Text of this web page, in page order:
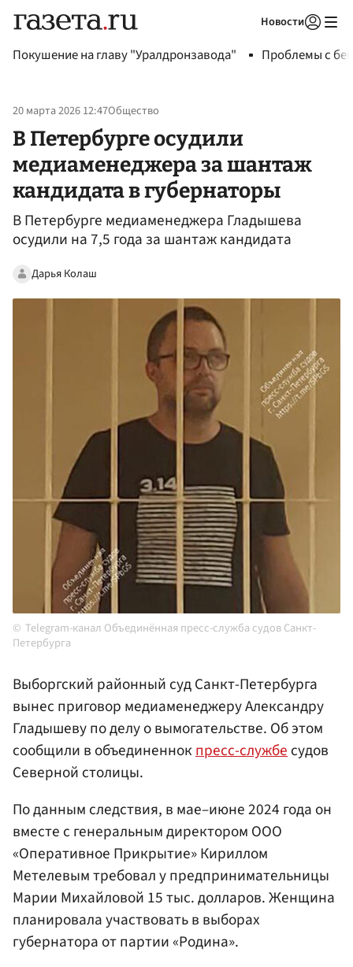
Новости
Покушение на главу "Уралдронзавода" Проблемы с
20 марта 2026 12:47Общество
В Петербурге осудили
медиаменеджера за шантаж
кандидата в губернаторы
В Петербурге медиаменеджера Гладышева
осудили на 7,5 года за шантаж кандидата
Дарья Колаш
Telegram-канал Объединённая пресс-служба судов Санкт-
Петербурга
Выборгский районный суд Санкт-Петербурга
вынес приговор медиаменеджеру Александру
Гладышеву по делу о вымогательстве. Об этом
сообщили в объединеннокпресс-службесудов
Северной столицы.
По данным следствия, в мае–июне 2024 года он
вместе с генеральным директором ООО
«Оперативное Прикрытие» Кириллом
Метелевым требовал у предпринимательницы
Марии Михайловой 15 тыс. долларов. Женщина
планировала участвовать в выборах
губернатора от партии «Родина».